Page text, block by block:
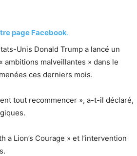
page Facebook.
Unis Donald Trump a lancé un
ambitions malveillantes » dans le
ces derniers mois.
tout recommencer », a-t-il déclaré,
Lion’s Courage » et l’intervention